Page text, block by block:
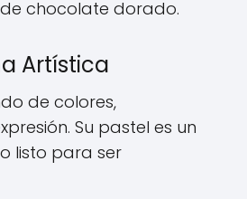
chocolate dorado.
Artística
de colores,
Su pastel es un
listo para ser